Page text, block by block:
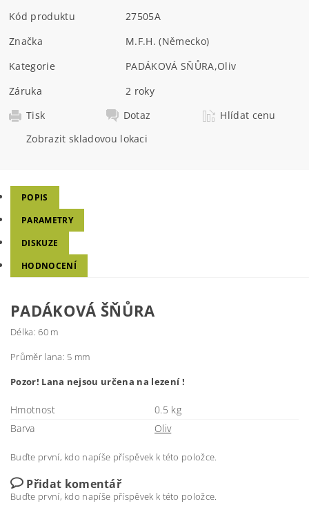
Kód produktu
27505A
Značka
M.F.H. (Německo)
Kategorie
PADÁKOVÁ SŇŮRA,Oliv
Záruka
2 roky
Tisk
Dotaz
Hlídat cenu
Zobrazit skladovou lokaci
POPIS
PARAMETRY
DISKUZE
HODNOCENÍ
PADÁKOVÁ ŠŇŮRA
Délka: 60 m
Průměr lana: 5 mm
Pozor! Lana nejsou určena na lezení !
Hmotnost
0.5 kg
Barva
Oliv
Buďte první, kdo napíše příspěvek k této položce.
Přidat komentář
Buďte první, kdo napíše příspěvek k této položce.